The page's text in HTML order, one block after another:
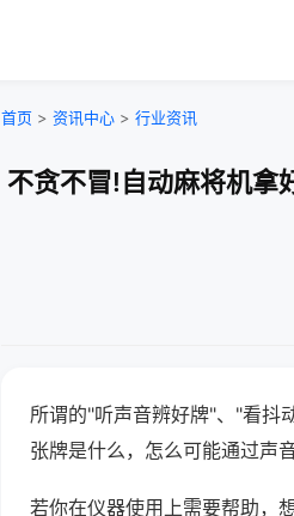
首页 > 资讯中心 > 行业资讯
不贪不冒!自动麻将机拿
所谓的"听声音辨好牌"、"看抖
张牌是什么，怎么可能通过声
若你在仪器使用上需要帮助，